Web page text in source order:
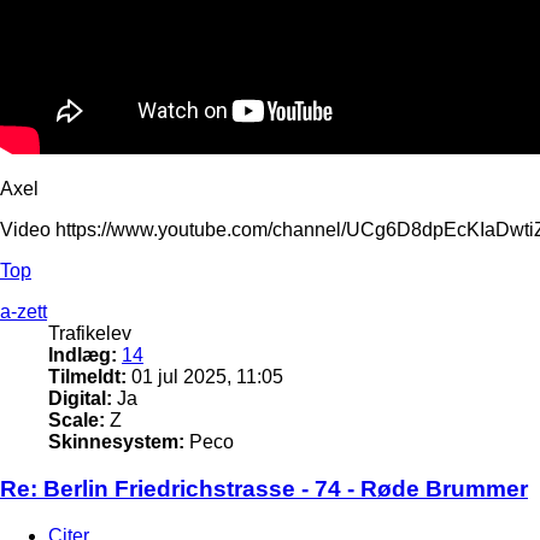
Axel
Video https://www.youtube.com/channel/
Top
a-zett
Trafikelev
Indlæg: 14
Tilmeldt: 01 jul 2025, 11:05
Digital: Ja
Scale: Z
Skinnesystem: Peco
Re: Berlin Friedrichstrasse - 74 - Røde Brummer
Citer